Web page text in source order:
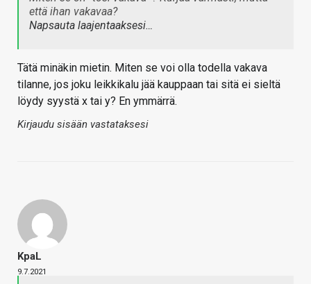
että ihan vakavaa?
Napsauta laajentaaksesi…
Tätä minäkin mietin. Miten se voi olla todella vakava
tilanne, jos joku leikkikalu jää kauppaan tai sitä ei sieltä
löydy syystä x tai y? En ymmärrä.
Kirjaudu sisään vastataksesi
KpaL
9.7.2021